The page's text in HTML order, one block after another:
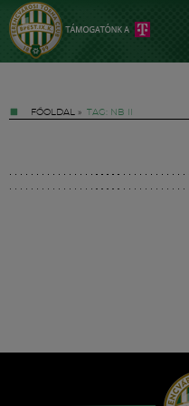
FŐOLDAL » TAG: NB II
Hírek